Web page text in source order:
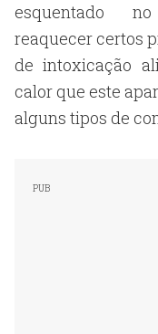
esquentado
reaquecer certos
de intoxicação
calor que este
alguns tipos de